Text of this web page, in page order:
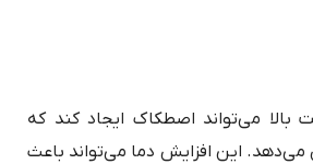
می‌تواند اصطکاک ایجاد کند که
می‌دهد. این افزایش دما می‌تواند باعث